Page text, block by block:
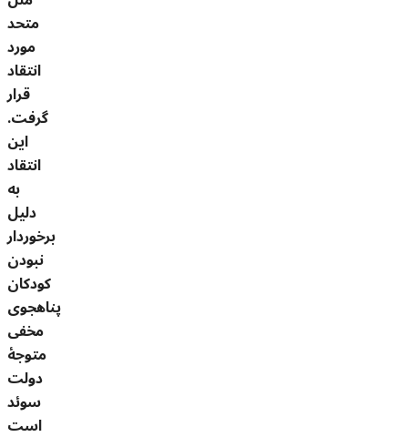
متحد
مورد
انتقاد
قرار
گرفت.
این
انتقاد
به
دلیل
برخوردار
نبودن
کودکان
پناهجوی
مخفی
متوجۀ
دولت
سوئد
است